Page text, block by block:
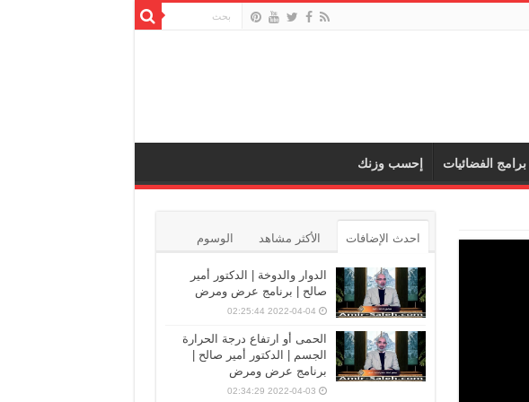
برامج الفضائيات إحسب وزنك
احدث الإضافات
الأكثر مشاهد الوسوم
الدوار والدوخة | الدكتور أمير
صالح | برنامج عرض ومرض
2022-04-04 02:25:44
الحمى أو ارتفاع درجة الحرارة
الجسم | الدكتور أمير صالح |
برنامج عرض ومرض
2022-04-03 02:34:29